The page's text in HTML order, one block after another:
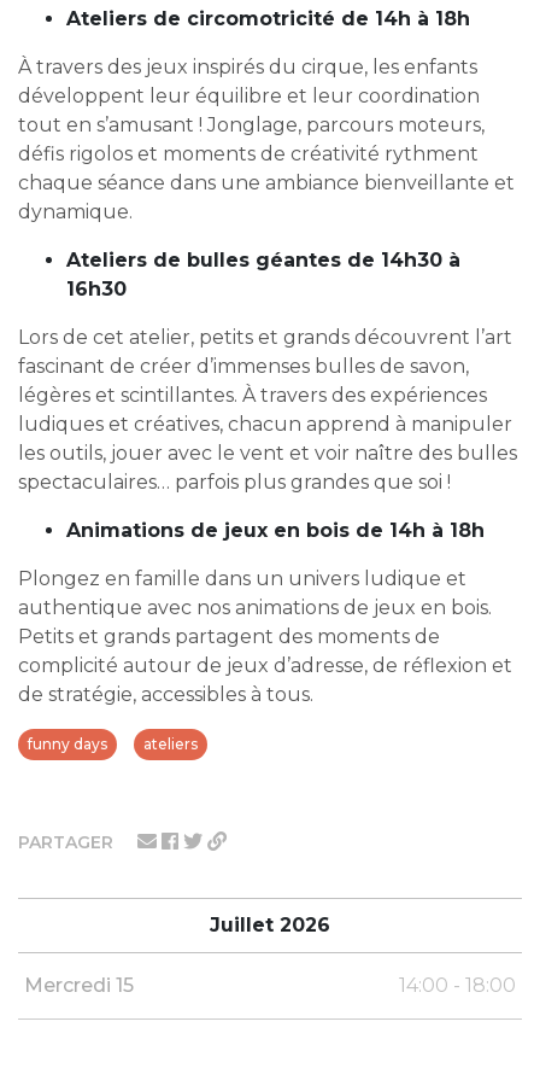
PARTAGER
Juillet 2026
Mercredi 15 14:00 - 18:00
Ateliers de circomotricité de 14h à 18h
À travers des jeux inspirés du cirque, les enfants
développent leur équilibre et leur coordination
tout en s’amusant ! Jonglage, parcours moteurs,
défis rigolos et moments de créativité rythment
chaque séance dans une ambiance bienveillante et
dynamique.
Ateliers de bulles géantes de 14h30 à
16h30
Lors de cet atelier, petits et grands découvrent l’art
fascinant de créer d’immenses bulles de savon,
légères et scintillantes. À travers des expériences
ludiques et créatives, chacun apprend à manipuler
les outils, jouer avec le vent et voir naître des bulles
spectaculaires… parfois plus grandes que soi !
Animations de jeux en bois de 14h à 18h
Plongez en famille dans un univers ludique et
authentique avec nos animations de jeux en bois.
Petits et grands partagent des moments de
complicité autour de jeux d’adresse, de réflexion et
de stratégie, accessibles à tous.
funny days ateliers